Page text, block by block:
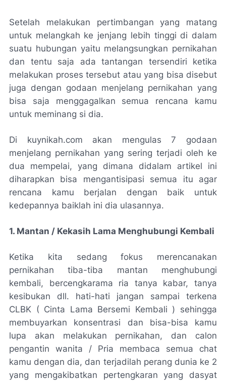
Setelah melakukan pertimbangan yang matang
untuk melangkah ke jenjang lebih tinggi di dalam
suatu hubungan yaitu melangsungkan pernikahan
dan tentu saja ada tantangan tersendiri ketika
melakukan proses tersebut atau yang bisa disebut
juga dengan godaan menjelang pernikahan yang
bisa saja menggagalkan semua rencana kamu
untuk meminang si dia.
Di kuynikah.com akan mengulas 7 godaan
menjelang pernikahan yang sering terjadi oleh ke
dua mempelai, yang dimana didalam artikel ini
diharapkan bisa mengantisipasi semua itu agar
rencana kamu berjalan dengan baik untuk
kedepannya baiklah ini dia ulasannya.
1. Mantan / Kekasih Lama Menghubungi Kembali
Ketika kita sedang fokus merencanakan
pernikahan tiba-tiba mantan menghubungi
kembali, bercengkarama ria tanya kabar, tanya
kesibukan dll. hati-hati jangan sampai terkena
CLBK ( Cinta Lama Bersemi Kembali ) sehingga
membuyarkan konsentrasi dan bisa-bisa kamu
lupa akan melakukan pernikahan, dan calon
pengantin wanita / Pria membaca semua chat
kamu dengan dia, dan terjadilah perang dunia ke 2
yang mengakibatkan pertengkaran yang dasyat